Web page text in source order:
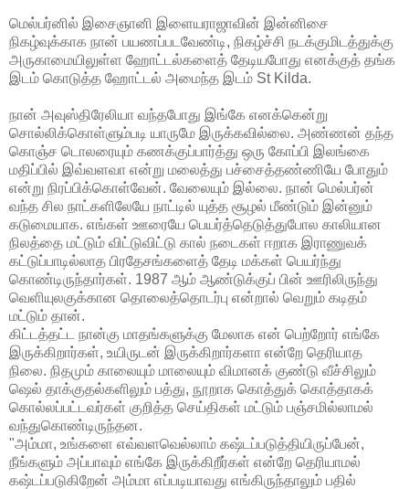
மெல்பர்னில் இசைஞானி இளையராஜாவின் இன்னிசை
நிகழ்வுக்காக நான் பயணப்படவேண்டி, நிகழ்ச்சி நடக்குமிடத்துக்கு
அருகாமையிலுள்ள ஹோட்டல்களைத் தேடியபோது எனக்குத் தங்க
இடம் கொடுத்த ஹோட்டல் அமைந்த இடம் St Kilda.
நான் அவுஸ்திரேலியா வந்தபோது இங்கே எனக்கென்று
சொல்லிக்கொள்ளும்படி யாருமே இருக்கவில்லை. அண்ணன் தந்த
கொஞ்ச டொலரையும் கணக்குப்பார்த்து ஒரு கோப்பி இலங்கை
மதிப்பில் இவ்வளவா என்று மலைத்து பச்சைத்தண்ணியே போதும்
என்று நிரப்பிக்கொள்வேன். வேலையும் இல்லை. நான் மெல்பர்ன்
வந்த சில நாட்களிலேயே நாட்டில் யுத்த சூழல் மீண்டும் இன்னும்
கடுமையாக. எங்கள் ஊரையே பெயர்த்தெடுத்துபோல காலியான
நிலத்தை மட்டும் விட்டுவிட்டு கால் நடைகள் ஈறாக இராணுவக்
கட்டுப்பாடில்லாத பிரதேசங்களைத் தேடி மக்கள் பெயர்ந்து
கொண்டிருந்தார்கள். 1987 ஆம் ஆண்டுக்குப் பின் ஊரிலிருந்து
வெளியுலகுக்கான தொலைத்தொடர்பு என்றால் வெறும் கடிதம்
மட்டும் தான்.
கிட்டத்தட்ட நான்கு மாதங்களுக்கு மேலாக என் பெற்றோர் எங்கே
இருக்கிறார்கள், உயிருடன் இருக்கிறார்களா என்றே தெரியாத
நிலை. நிதமும் காலையும் மாலையும் விமானக் குண்டு வீச்சிலும்
ஷெல் தாக்குதல்களிலும் பத்து, நூறாக கொத்துக் கொத்தாகக்
கொல்லப்பட்டவர்கள் குறித்த செய்திகள் மட்டும் பஞ்சமில்லாமல்
வந்துகொண்டிருந்தன.
"அம்மா, உங்களை எவ்வளவெல்லாம் கஷ்டப்படுத்தியிருப்பேன்,
நீங்களும் அப்பாவும் எங்கே இருக்கிறீர்கள் என்றே தெரியாமல்
கஷ்டப்படுகிறேன் அம்மா எப்படியாவது எங்கிருந்தாலும் பதில்